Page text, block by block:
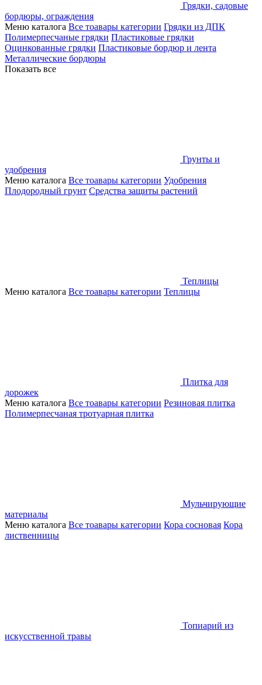
Грядки, садовые
бордюры, ограждения
Меню каталога Все тоавары категории Грядки из ДПК
Полимерпесчаные грядки Пластиковые грядки
Оцинкованные грядки Пластиковые бордюр и лента
Металлические бордюры
Показать все
Грунты и
удобрения
Меню каталога Все тоавары категории Удобрения
Плодородный грунт Средства защиты растений
Теплицы
Меню каталога Все тоавары категории Теплицы
Плитка для
дорожек
Меню каталога Все тоавары категории Резиновая плитка
Полимерпесчаная тротуарная плитка
Мульчирующие
материалы
Меню каталога Все тоавары категории Кора сосновая Кора
лиственницы
Топиарий из
искусственной травы